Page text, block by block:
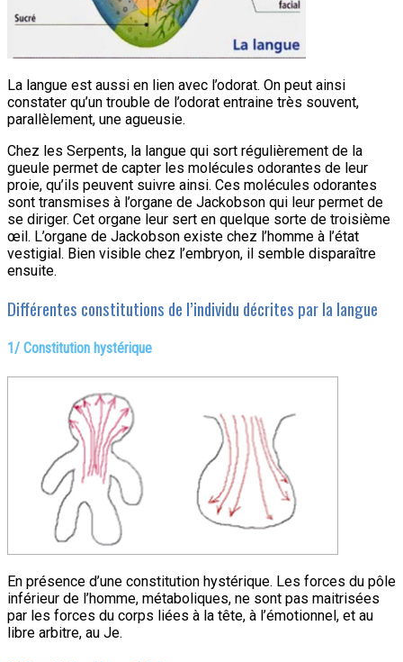
La langue est aussi en lien avec l’odorat. On peut ainsi
constater qu’un trouble de l’odorat entraine très souvent,
parallèlement, une agueusie.
Chez les Serpents, la langue qui sort régulièrement de la
gueule permet de capter les molécules odorantes de leur
proie, qu’ils peuvent suivre ainsi. Ces molécules odorantes
sont transmises à l’organe de Jackobson qui leur permet de
se diriger. Cet organe leur sert en quelque sorte de troisième
œil. L’organe de Jackobson existe chez l’homme à l’état
vestigial. Bien visible chez l’embryon, il semble disparaître
ensuite.
Différentes constitutions de l’individu décrites par la langue
1/ Constitution hystérique
En présence d’une constitution hystérique. Les forces du pôle
inférieur de l’homme, métaboliques, ne sont pas maitrisées
par les forces du corps liées à la tête, à l’émotionnel, et au
libre arbitre, au Je.